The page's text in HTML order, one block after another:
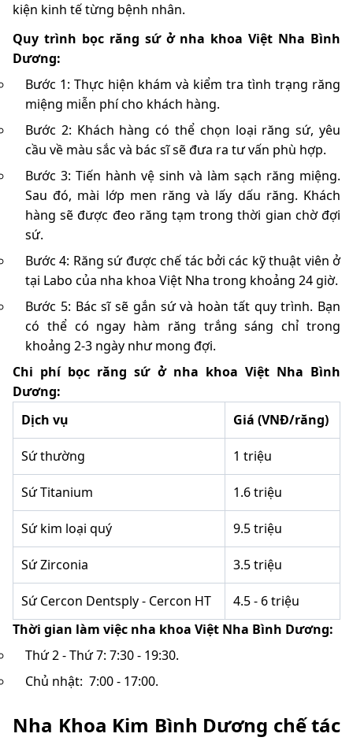
kiện kinh tế từng bệnh nhân.
Quy trình bọc răng sứ ở nha khoa Việt Nha Bình
Dương:
Bước 1: Thực hiện khám và kiểm tra tình trạng răng
miệng miễn phí cho khách hàng.
Bước 2: Khách hàng có thể chọn loại răng sứ, yêu
cầu về màu sắc và bác sĩ sẽ đưa ra tư vấn phù hợp.
Bước 3: Tiến hành vệ sinh và làm sạch răng miệng.
Sau đó, mài lớp men răng và lấy dấu răng. Khách
hàng sẽ được đeo răng tạm trong thời gian chờ đợi
sứ.
Bước 4: Răng sứ được chế tác bởi các kỹ thuật viên ở
tại Labo của nha khoa Việt Nha trong khoảng 24 giờ.
Bước 5: Bác sĩ sẽ gắn sứ và hoàn tất quy trình. Bạn
có thể có ngay hàm răng trắng sáng chỉ trong
khoảng 2-3 ngày như mong đợi.
Chi phí bọc răng sứ ở nha khoa Việt Nha Bình
Dương:
Dịch vụ
Giá (VNĐ/răng)
Sứ thường 1 triệu
Sứ Titanium 1.6 triệu
Sứ kim loại quý 9.5 triệu
Sứ Zirconia 3.5 triệu
Sứ Cercon Dentsply - Cercon HT
4.5 - 6 triệu
Thời gian làm việc nha khoa Việt Nha Bình Dương:
Thứ 2 - Thứ 7: 7:30 - 19:30.
Chủ nhật: 7:00 - 17:00.
Nha Khoa Kim Bình Dương chế tác